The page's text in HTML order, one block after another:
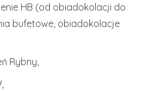
HB (od obiadokolacji do
bufetowe, obiadokolacje
Rybny,